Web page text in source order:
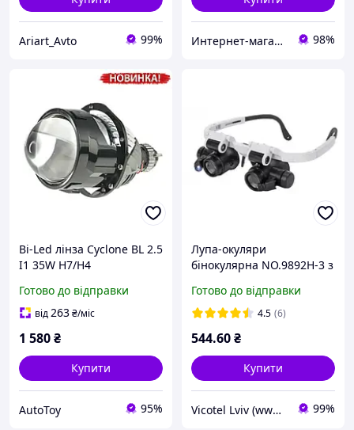
Ariart_Avto 99% Интернет-магазин «Dilux» 98%
Bi-Led лінза Cyclone BL 2.5
I1 35W Н7/Н4
Готово до відправки
від263₴/міс
1 580₴
Купити
AutoToy 95%
Лупа-окуляри
бінокулярна NO.9892H-3 з
10X 15X 20X 25X
Готово до відправки
4.5 (6)
544.60₴
Купити
Vicotel Lviv (www.radio-bazar.com) 99%